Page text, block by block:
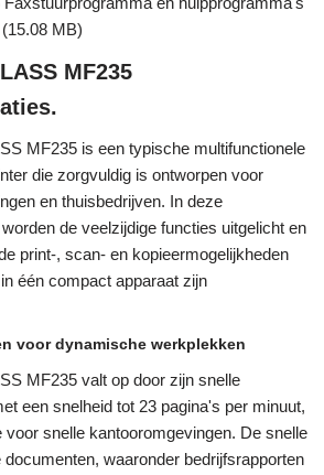
(15.08 MB)
MF235
MF235 is een typische multifunctionele
die zorgvuldig is ontworpen voor
en thuisbedrijven. In deze
de veelzijdige functies uitgelicht en
print-, scan- en kopieermogelijkheden
één compact apparaat zijn
voor dynamische werkplekken
MF235 valt op door zijn snelle
een snelheid tot 23 pagina's per minuut,
voor snelle kantooromgevingen. De snelle
waaronder bedrijfsrapporten